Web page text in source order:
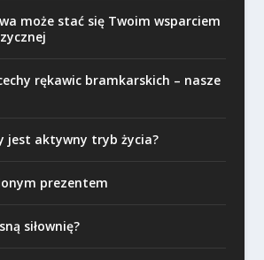
może stać się Twoim wsparciem
rękawic bramkarskich – nasze
jest aktywny tryb życia?
prezentem
siłownię?